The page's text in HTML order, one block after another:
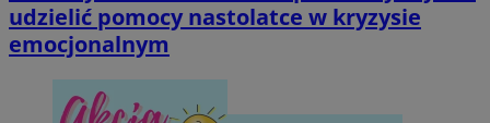
udzielić pomocy nastolatce w kryzysie
emocjonalnym